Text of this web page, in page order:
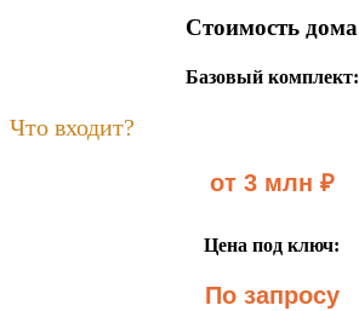
Стоимость дома
Базовый комплект:
Что входит?
от 3 млн ₽
Цена под ключ:
По запросу